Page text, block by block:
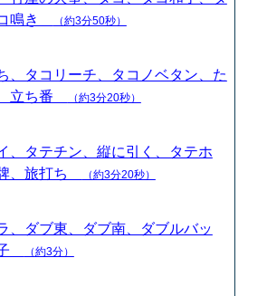
鳴き
（約3分50秒）
、タコリーチ、タコノベタン、た
立ち番
（約3分20秒）
、タテチン、縦に引く、タテホ
、旅打ち
（約3分20秒）
、ダブ東、ダブ南、ダブルバッ
（約3分）